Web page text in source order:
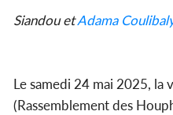
Siandou etAdama
Le samedi 24 mai 2025, la
(Rassemblement des